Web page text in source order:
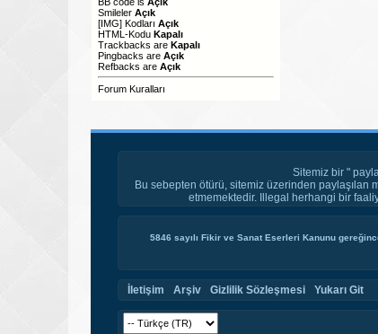
Smileler Açık
[IMG]Kodları Açık
HTML-Kodu Kapalı
Trackbacks are Kapalı
Pingbacks are Açık
Refbacks are Açık
Forum Kuralları
Sitemiz bir "
Bu sebepten ötürü, sitemiz üzerinden paylaşılan
etmemektedir. Illegal herhangi bir
5846 sayılı Fikir ve Sanat Eserleri Kanunu
İletişim Arşiv Gizlilik Sözleşmesi Yukarı Git